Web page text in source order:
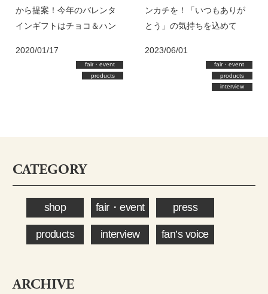
から提案！今年のバレンタ
インギフトはチョコ＆ハン
せんか
2020/01/17
fair・event
products
ンカチを！「いつもありが
とう」の気持ちを込めて
Interview
2023/06/01
fair・event
products
interview
CATEGORY
shop fair・event press
products interview fan’s voice
ARCHIVE